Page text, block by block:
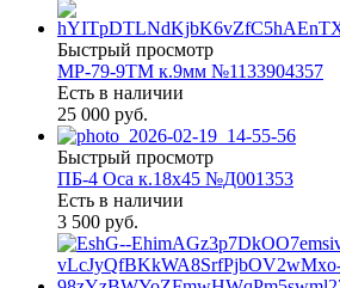
Быстрый просмотр
МР-79-9ТМ к.9мм №1133904357
Есть в наличии
25 000 руб.
Быстрый просмотр
ПБ-4 Оса к.18х45 №Д001353
Есть в наличии
3 500 руб.